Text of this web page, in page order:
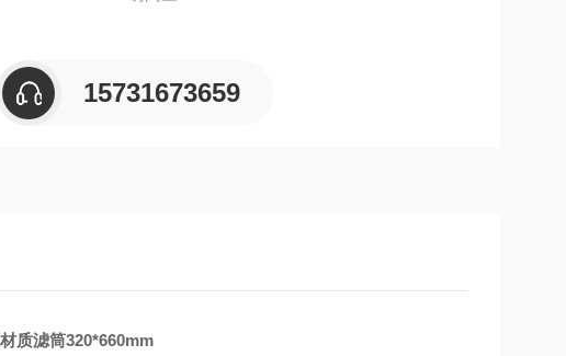
15731673659
质滤筒320*660mm